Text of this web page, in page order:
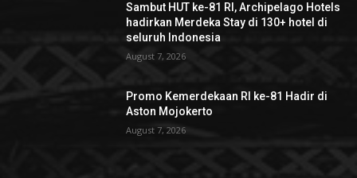
Sambut HUT ke-81 RI, Archipelago Hotels
hadirkan Merdeka Stay di 130+ hotel di
seluruh Indonesia
August 7, 2026
Promo Kemerdekaan RI ke-81 Hadir di
Aston Mojokerto
August 7, 2026